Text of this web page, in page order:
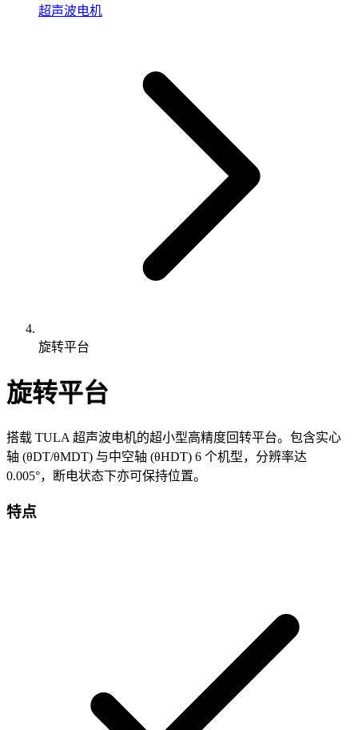
超声波电机
旋转平台
旋转平台
搭载 TULA 超声波电机的超小型高精度回转平台。包含实心
轴 (θDT/θMDT) 与中空轴 (θHDT) 6 个机型，分辨率达
0.005°，断电状态下亦可保持位置。
特点